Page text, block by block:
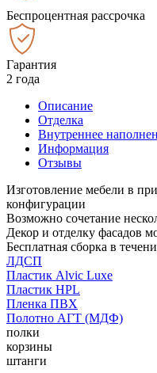
Беспроцентная рассрочка
Гарантия
2 года
Описание
Отделка
Внутреннее
Информация
Отзывы
Изготовление мебели в
конфигурации
Возможно сочетание
Декор и отделку фасадов
Бесплатная сборка в
ЛДСП
Пластик Alvic Luxe
Пластик HPL
Пленка ПВХ
Полотно АГТ (МДФ)
полки
корзины
штанги